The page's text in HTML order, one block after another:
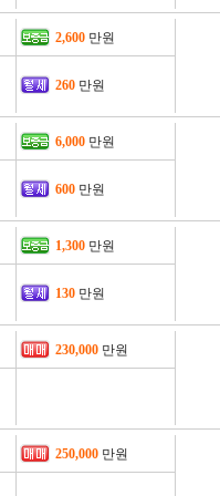
2,600 만원
260 만원
6,000 만원
600 만원
1,300 만원
130 만원
230,000 만원
250,000 만원